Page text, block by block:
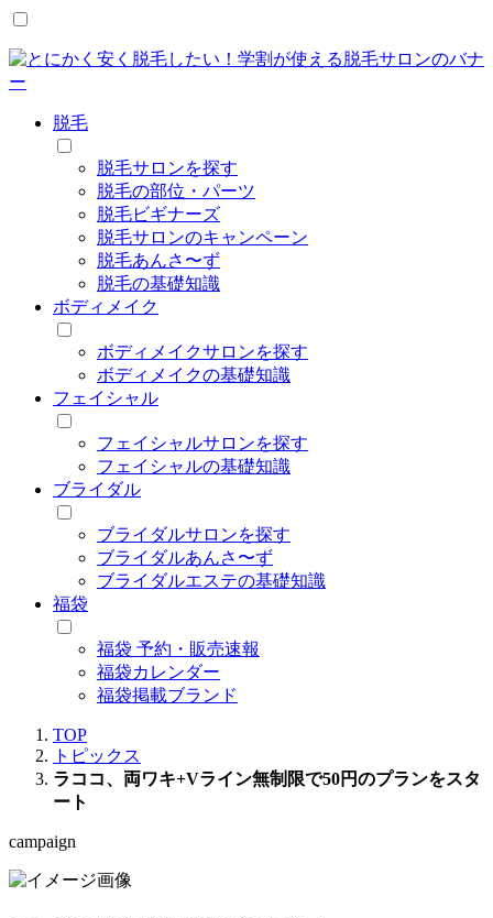
脱毛
脱毛サロンを探す
脱毛の部位・パーツ
脱毛ビギナーズ
脱毛サロンのキャンペーン
脱毛あんさ〜ず
脱毛の基礎知識
ボディメイク
ボディメイクサロンを探す
ボディメイクの基礎知識
フェイシャル
フェイシャルサロンを探す
フェイシャルの基礎知識
ブライダル
ブライダルサロンを探す
ブライダルあんさ〜ず
ブライダルエステの基礎知識
福袋
福袋 予約・販売速報
福袋カレンダー
福袋掲載ブランド
TOP
トピックス
ラココ、両ワキ+Vライン無制限で50円のプランをスタ
ート
campaign